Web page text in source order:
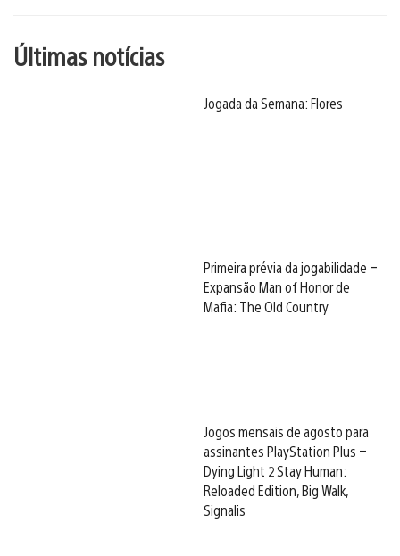
Últimas notícias
Jogada da Semana: Flores
Primeira prévia da jogabilidade –
Expansão Man of Honor de
Mafia: The Old Country
Jogos mensais de agosto para
assinantes PlayStation Plus –
Dying Light 2 Stay Human:
Reloaded Edition, Big Walk,
Signalis